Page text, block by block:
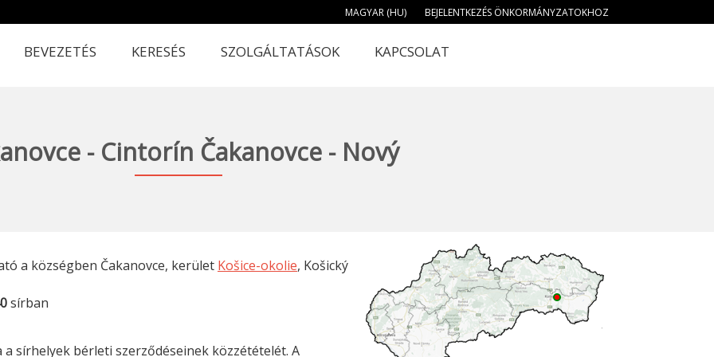
MAGYAR (HU) BEJELENTKEZÉS ÖNKORMÁNYZATOKHOZ
BEVEZETÉS KERESÉS SZOLGÁLTATÁSOK KAPCSOLAT
- Cintorín Čakanovce - Nový
a községben Čakanovce, kerület Košice-okolie, Košický
sírban
sírhelyek bérleti szerződéseinek közzétételét. A